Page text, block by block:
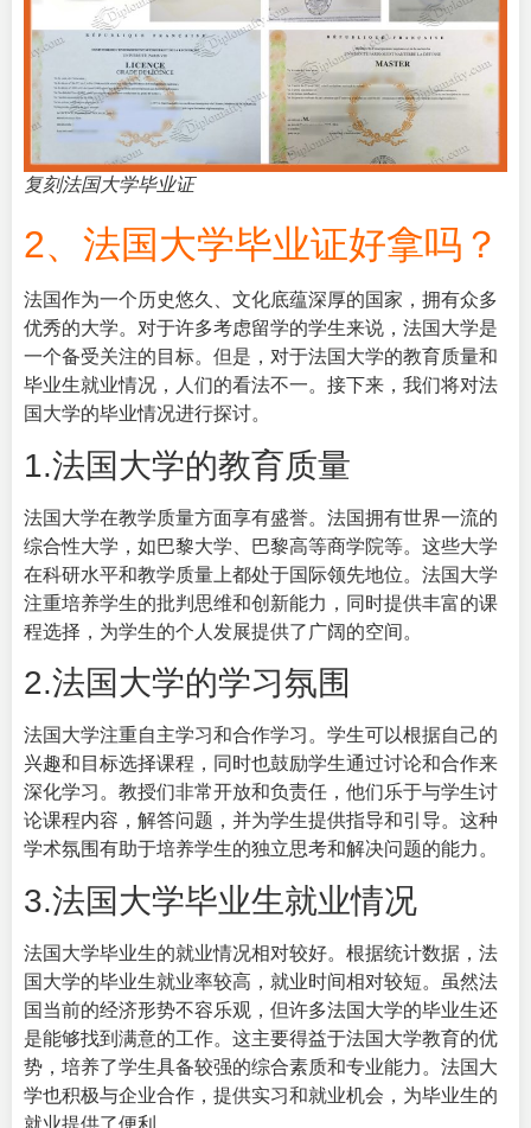
复刻法国大学毕业证
2、法国大学毕业证好拿吗？
法国作为一个历史悠久、文化底蕴深厚的国家，拥有众多
优秀的大学。对于许多考虑留学的学生来说，法国大学是
一个备受关注的目标。但是，对于法国大学的教育质量和
毕业生就业情况，人们的看法不一。接下来，我们将对法
国大学的毕业情况进行探讨。
1.法国大学的教育质量
法国大学在教学质量方面享有盛誉。法国拥有世界一流的
综合性大学，如巴黎大学、巴黎高等商学院等。这些大学
在科研水平和教学质量上都处于国际领先地位。法国大学
注重培养学生的批判思维和创新能力，同时提供丰富的课
程选择，为学生的个人发展提供了广阔的空间。
2.法国大学的学习氛围
法国大学注重自主学习和合作学习。学生可以根据自己的
兴趣和目标选择课程，同时也鼓励学生通过讨论和合作来
深化学习。教授们非常开放和负责任，他们乐于与学生讨
论课程内容，解答问题，并为学生提供指导和引导。这种
学术氛围有助于培养学生的独立思考和解决问题的能力。
3.法国大学毕业生就业情况
法国大学毕业生的就业情况相对较好。根据统计数据，法
国大学的毕业生就业率较高，就业时间相对较短。虽然法
国当前的经济形势不容乐观，但许多法国大学的毕业生还
是能够找到满意的工作。这主要得益于法国大学教育的优
势，培养了学生具备较强的综合素质和专业能力。法国大
学也积极与企业合作，提供实习和就业机会，为毕业生的
就业提供了便利。